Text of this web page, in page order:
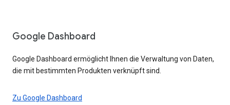
Google Dashboard
Google Dashboard ermöglicht Ihnen die Verwaltung von Daten,
die mit bestimmten Produkten verknüpft sind.
Zu Google Dashboard